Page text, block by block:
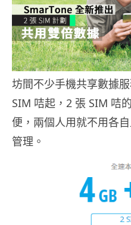
坊間不少手機共享數據
SIM 咭起，2 張 SIM 咭
便，兩個人用就不用各
管理。